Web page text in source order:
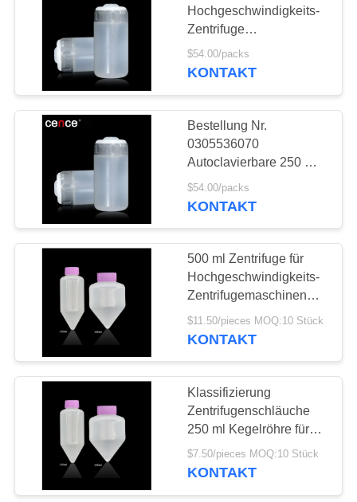
NEUIGKEITEN
RECHTSSACHEN
SITEMAP
PRIVACY
POLICY
PRP PRF-
Zentrifuge
gekühlte
Zentrifugenmaschine
69
Bluttrennungszentrifuge
Hochgeschwindigkeits-
Zentrifuge
Flaschenröhre für
Thermo Fisher und
$54.00/packs
KONTAKT
Bestellung Nr.
0305536070
Autoclavierbare 250 ml
für Thermo Fisher-
$54.00/packs
KONTAKT
500 ml Zentrifuge für
Hochgeschwindigkeits-
Zentrifugemaschinen
Klassifikation Kegelrohr
$11.50/pieces MOQ:10 Stück
KONTAKT
Klassifizierung
Zentrifugenschläuche
250 ml Kegelröhre für
$7.50/pieces MOQ:10 Stück
KONTAKT